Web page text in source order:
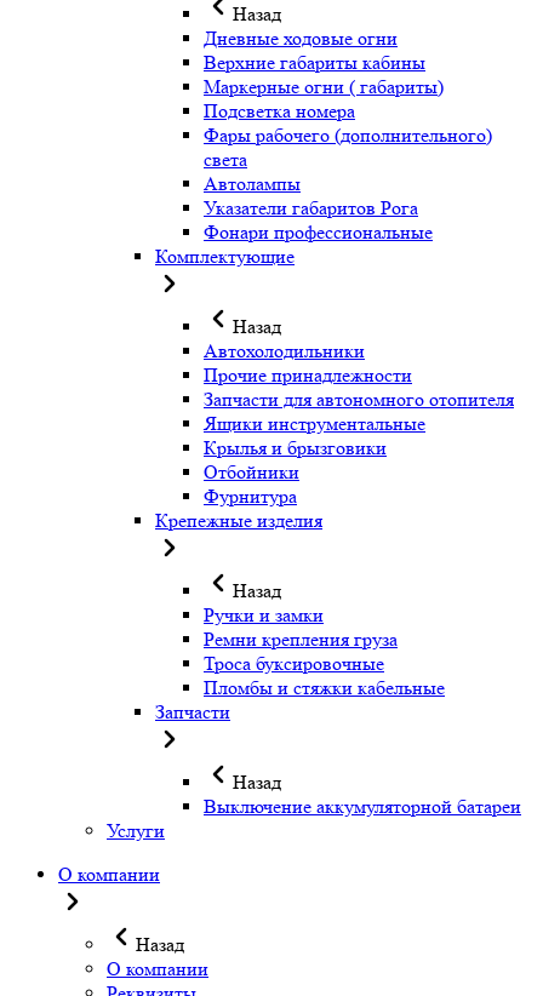
Назад
Дневные ходовые огни
Верхние габариты кабины
Маркерные огни ( габариты)
Подсветка номера
Фары рабочего (дополнительного)
света
Автолампы
Указатели габаритов Рога
Фонари профессиональные
Комплектующие
Назад
Автохолодильники
Прочие принадлежности
Запчасти для автономного отопителя
Ящики инструментальные
Крылья и брызговики
Отбойники
Фурнитура
Крепежные изделия
Назад
Ручки и замки
Ремни крепления груза
Троса буксировочные
Пломбы и стяжки кабельные
Запчасти
Назад
Выключение аккумуляторной батареи
Услуги
О компании
Назад
О компании